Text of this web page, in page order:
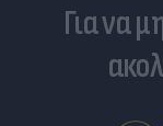
Για να